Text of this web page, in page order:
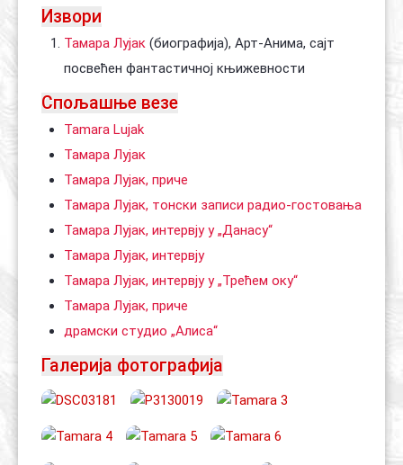
Извори
Тамара Лујак (биографија), Арт-Анима, сајт
посвећен фантастичној књижевности
Спољашње везе
Tamara Lujak
Тамара Лујак
Тамара Лујак, приче
Тамара Лујак, тонски записи радио-гостовања
Тамара Лујак, интервју у „Данасу“
Тамара Лујак, интервју
Тамара Лујак, интервју у „Трећем оку“
Тамара Лујак, приче
драмски студио „Алиса“
Галерија фотографија